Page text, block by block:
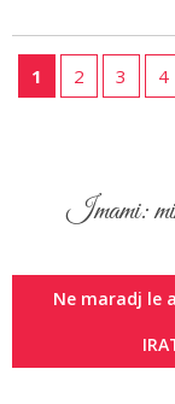
1 2 3 4
Imami:
Ne maradj le